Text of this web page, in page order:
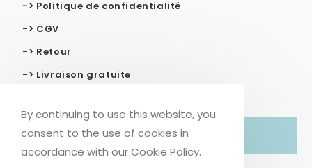
-> Politique de confidentialité
-> CGV
-> Retour
-> Livraison gratuite
© COPYRIGHT – LILIE FOLIE
By continuing to use this website, you
consent to the use of cookies in
accordance with our Cookie Policy.